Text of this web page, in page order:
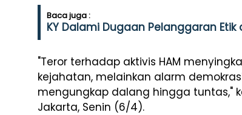
Baca juga :
KY Dalami Dugaan Pelanggaran Etik
"Teror terhadap aktivis HAM
kejahatan, melainkan alarm
mengungkap dalang hingga tuntas,"
Jakarta, Senin (6/4).